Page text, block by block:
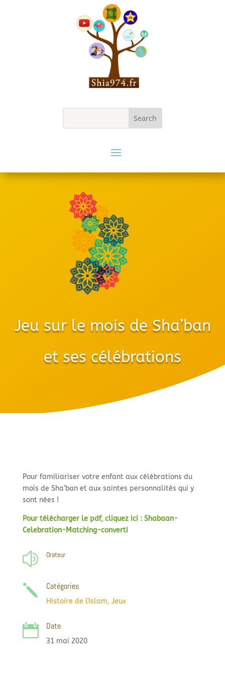
Jeu sur le mois de Sha’ban
et ses célébrations
Pour familiariser votre enfant aux célébrations du
mois de Sha’ban et aux saintes personnalités qui y
sont nées !
Pour télécharger le pdf, cliquez ici : Shabaan-
Celebration-Matching-converti
z Orateur
j Catégories
Histoire de l'Islam, Jeux
 Date
31 mai 2020